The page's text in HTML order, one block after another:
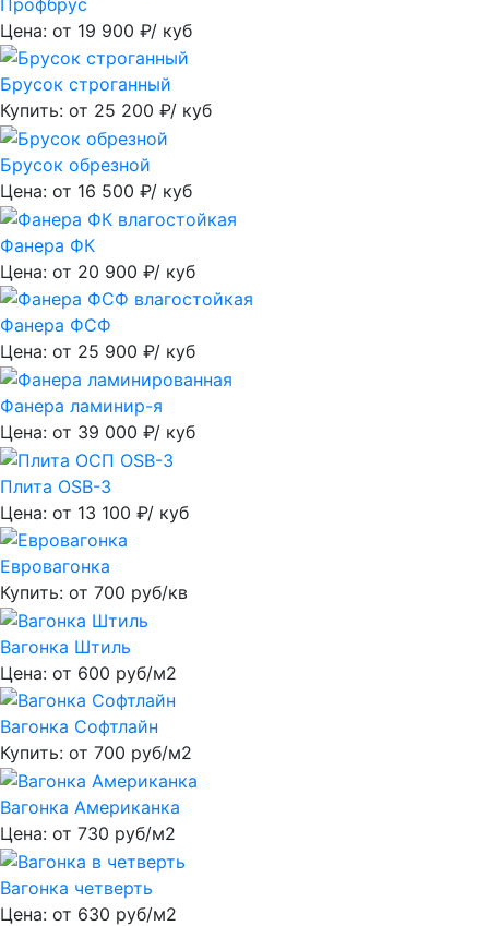
Цена: от 19 900 ₽/ куб
Брусок строганный
Купить: от 25 200 ₽/ куб
Брусок обрезной
Цена: от 16 500 ₽/ куб
Фанера ФК
Цена: от 20 900 ₽/ куб
Фанера ФСФ
Цена: от 25 900 ₽/ куб
Фанера ламинир-я
Цена: от 39 000 ₽/ куб
Плита OSB-3
Цена: от 13 100 ₽/ куб
Евровагонка
Купить: от 700 руб/кв
Вагонка Штиль
Цена: от 600 руб/м2
Вагонка Софтлайн
Купить: от 700 руб/м2
Вагонка Американка
Цена: от 730 руб/м2
Вагонка четверть
Цена: от 630 руб/м2